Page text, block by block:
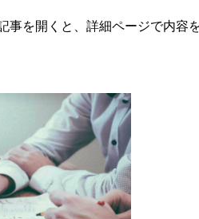
を開くと、詳細ページで内容